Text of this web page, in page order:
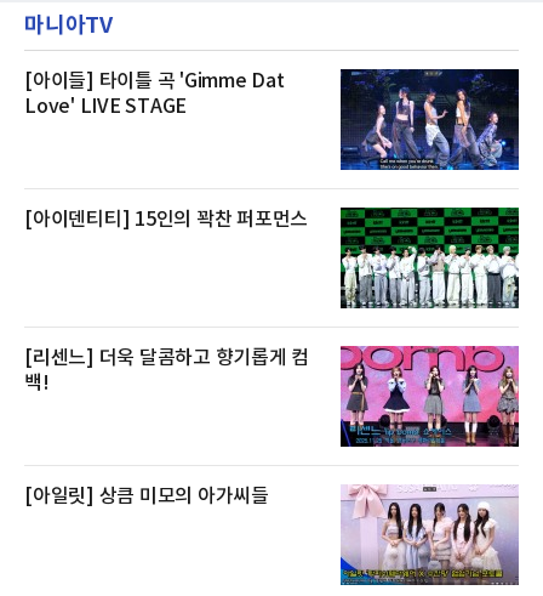
스 센터 사우나 2인 이용 혜택이 포함된다.특히
클럽 앰배서더 라운지
우 등이 포함됐다. 쿠팡은 올해 큰 크기의 전복
생산량이 늘어난 점을 반영해 주요 산지 상품을
전복은 산지에서 채취한 뒤 전국으로 직송되는
방식으로 운영된다. 신선도가 중요한 상품인 만
큼 이르면 다음 날 오전 배송이 가능하도록 물류
마니아TV
[아이들] 타이틀 곡 'Gimme Dat
Love' LIVE STAGE
[아이덴티티] 15인의 꽉찬 퍼포먼스
[리센느] 더욱 달콤하고 향기롭게 컴
백!
[아일릿] 상큼 미모의 아가씨들